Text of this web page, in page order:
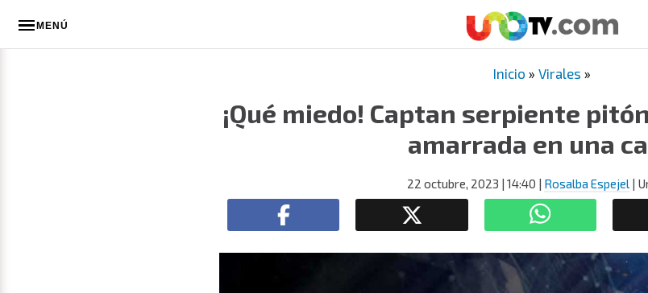
MENÚ
Inicio » Virales »
¡Qué miedo! Captan serpiente
amarrada en una
22 octubre, 2023 | 14:40 | Rosalba Espejel |